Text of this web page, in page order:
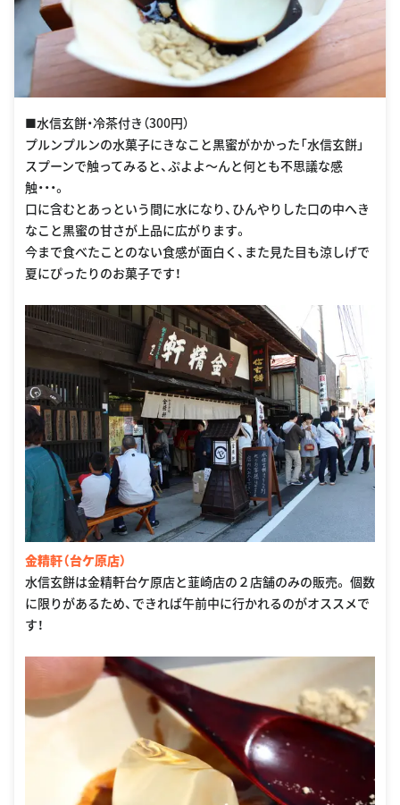
■水信玄餅・冷茶付き（300円）
プルンプルンの水菓子にきなこと黒蜜がかかった「水信玄餅」
スプーンで触ってみると、ぷよよ〜んと何とも不思議な感
触・・・。
口に含むとあっという間に水になり、ひんやりした口の中へき
なこと黒蜜の甘さが上品に広がります。
今まで食べたことのない食感が面白く、また見た目も涼しげで
夏にぴったりのお菓子です！
金精軒（台ケ原店）
水信玄餅は金精軒台ケ原店と韮崎店の２店舗のみの販売。 個数
に限りがあるため、できれば午前中に行かれるのがオススメで
す！